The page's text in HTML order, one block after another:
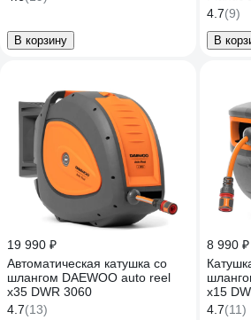
В корзину
01
4.7(9)
В
19 990 ₽
Автоматическая катушка со
шлангом DAEWOO auto reel
x35 DWR 3060
4.7(13)
8 990 ₽
x15
4.7(11)